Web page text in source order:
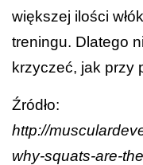
większej ilości
treningu. Dlatego
krzyczeć, jak przy
Źródło:
http://
why-squats-are-